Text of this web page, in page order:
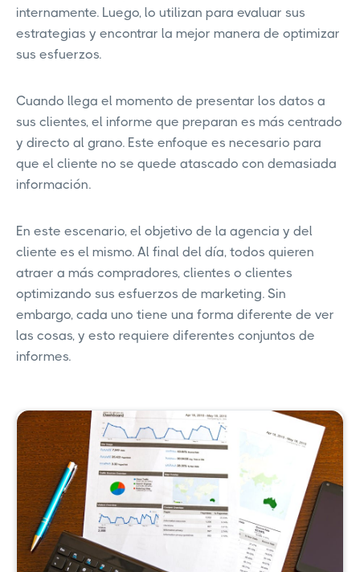
internamente. Luego, lo utilizan para evaluar sus
estrategias y encontrar la mejor manera de optimizar
sus esfuerzos.
Cuando llega el momento de presentar los datos a
sus clientes, el informe que preparan es más centrado
y directo al grano. Este enfoque es necesario para
que el cliente no se quede atascado con demasiada
información.
En este escenario, el objetivo de la agencia y del
cliente es el mismo. Al final del día, todos quieren
atraer a más compradores, clientes o clientes
optimizando sus esfuerzos de marketing. Sin
embargo, cada uno tiene una forma diferente de ver
las cosas, y esto requiere diferentes conjuntos de
informes.